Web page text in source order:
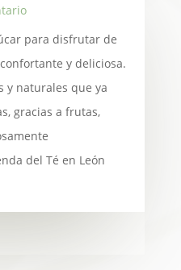
para disfrutar de
y deliciosa.
y naturales que ya
gracias a frutas,
del Té en León